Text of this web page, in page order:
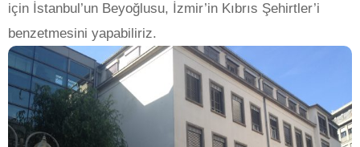
için İstanbul’un Beyoğlusu, İzmir’in Kıbrıs Şehirtler’i
benzetmesini yapabiliriz.